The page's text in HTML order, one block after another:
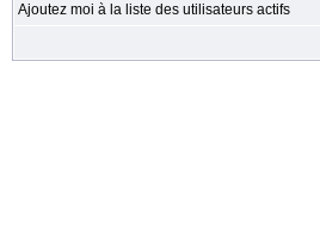
Ajoutez moi à la liste des utilisateurs actifs